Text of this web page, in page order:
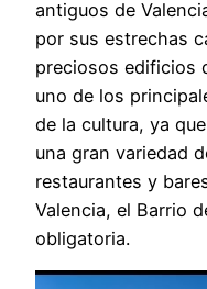
antiguos de
por sus estrechas
preciosos edificios
uno de los
de la cultura, ya
una gran variedad
restaurantes y
Valencia, el Barrio
obligatoria.